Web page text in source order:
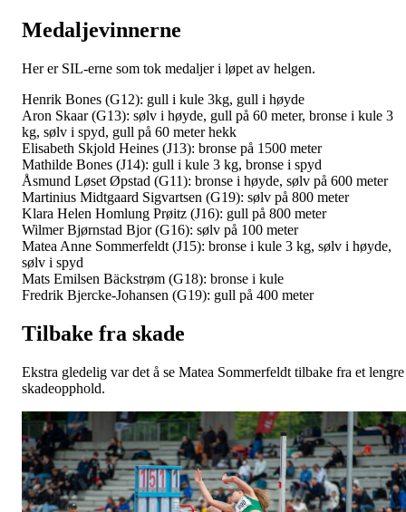
Medaljevinnerne
Her er SIL-erne som tok medaljer i løpet av helgen.
Henrik Bones (G12): gull i kule 3kg, gull i høyde
Aron Skaar (G13): sølv i høyde, gull på 60 meter, bronse i kule 3
kg, sølv i spyd, gull på 60 meter hekk
Elisabeth Skjold Heines (J13): bronse på 1500 meter
Mathilde Bones (J14): gull i kule 3 kg, bronse i spyd
Åsmund Løset Øpstad (G11): bronse i høyde, sølv på 600 meter
Martinius Midtgaard Sigvartsen (G19): sølv på 800 meter
Klara Helen Homlung Prøitz (J16): gull på 800 meter
Wilmer Bjørnstad Bjor (G16): sølv på 100 meter
Matea Anne Sommerfeldt (J15): bronse i kule 3 kg, sølv i høyde,
sølv i spyd
Mats Emilsen Bäckstrøm (G18): bronse i kule
Fredrik Bjercke-Johansen (G19): gull på 400 meter
Tilbake fra skade
Ekstra gledelig var det å se Matea Sommerfeldt tilbake fra et lengre
skadeopphold.